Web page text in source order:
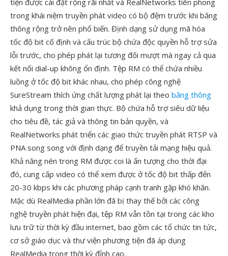
tiện được cài đặt rộng rãi nhất và RealNetworks tiên phong
trong khái niệm truyền phát video có bộ đệm trước khi băng
thông rộng trở nên phổ biến. Định dạng sử dụng mã hóa
tốc độ bit cố định và cấu trúc bộ chứa độc quyền hỗ trợ sửa
lỗi trước, cho phép phát lại tương đối mượt mà ngay cả qua
kết nối dial-up không ổn định. Tệp RM có thể chứa nhiều
luồng ở tốc độ bit khác nhau, cho phép công nghệ
SureStream thích ứng chất lượng phát lại theo băng thông
khả dụng trong thời gian thực. Bộ chứa hỗ trợ siêu dữ liệu
cho tiêu đề, tác giả và thông tin bản quyền, và
RealNetworks phát triển các giao thức truyền phát RTSP và
PNA song song với định dạng để truyền tải mạng hiệu quả.
Khả năng nén trong RM được coi là ấn tượng cho thời đại
đó, cung cấp video có thể xem được ở tốc độ bit thấp đến
20-30 kbps khi các phương pháp cạnh tranh gặp khó khăn.
Mặc dù RealMedia phần lớn đã bị thay thế bởi các công
nghệ truyền phát hiện đại, tệp RM vẫn tồn tại trong các kho
lưu trữ từ thời kỳ đầu internet, bao gồm các tổ chức tin tức,
cơ sở giáo dục và thư viện phương tiện đã áp dụng
RealMedia trong thời kỳ đỉnh cao.